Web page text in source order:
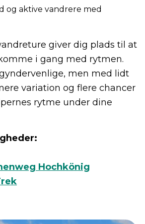
og aktive vandrere med
giver dig plads til at
i gang med rytmen.
men med lidt
variation og flere chancer
rytme under dine
Hochkönig